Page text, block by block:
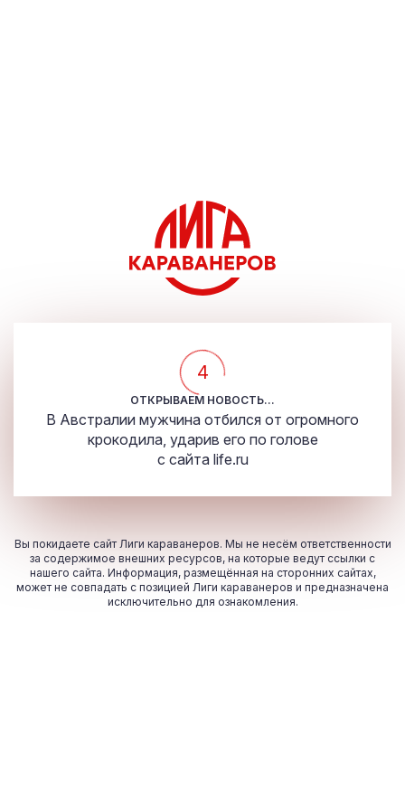
4
ОТКРЫВАЕМ НОВОСТЬ...
В Австралии мужчина отбился от огромного
крокодила, ударив его по голове
с сайта life.ru
Вы покидаете сайт Лиги караванеров. Мы не несём ответственности
за содержимое внешних ресурсов, на которые ведут ссылки с
нашего сайта. Информация, размещённая на сторонних сайтах,
может не совпадать с позицией Лиги караванеров и предназначена
исключительно для ознакомления.